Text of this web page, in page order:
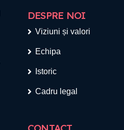
DESPRE NOI
Viziuni și valori
Echipa
Istoric
Cadru legal